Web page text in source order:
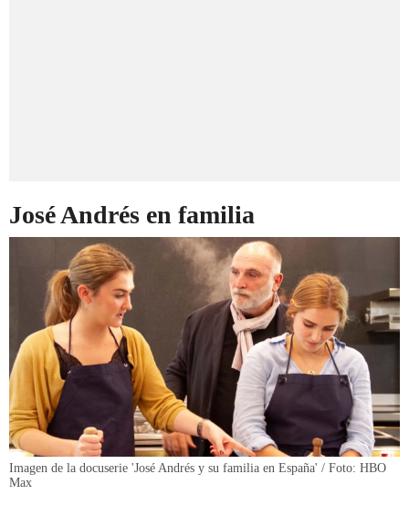
José Andrés en familia
Imagen de la docuserie 'José Andrés y su familia en España' / Foto: HBO
Max